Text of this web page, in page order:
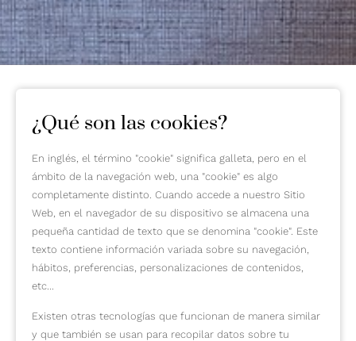
¿Qué son las cookies?
En inglés, el término "cookie" significa galleta, pero en el
ámbito de la navegación web, una "cookie" es algo
completamente distinto. Cuando accede a nuestro Sitio
Web, en el navegador de su dispositivo se almacena una
pequeña cantidad de texto que se denomina "cookie". Este
texto contiene información variada sobre su navegación,
hábitos, preferencias, personalizaciones de contenidos,
etc...
Existen otras tecnologías que funcionan de manera similar
y que también se usan para recopilar datos sobre tu